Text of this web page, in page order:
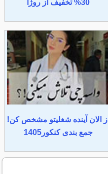
30% تخفیف از روژا
از الان آینده شغلیتو مشخص کن!
جمع بندی کنکور1405